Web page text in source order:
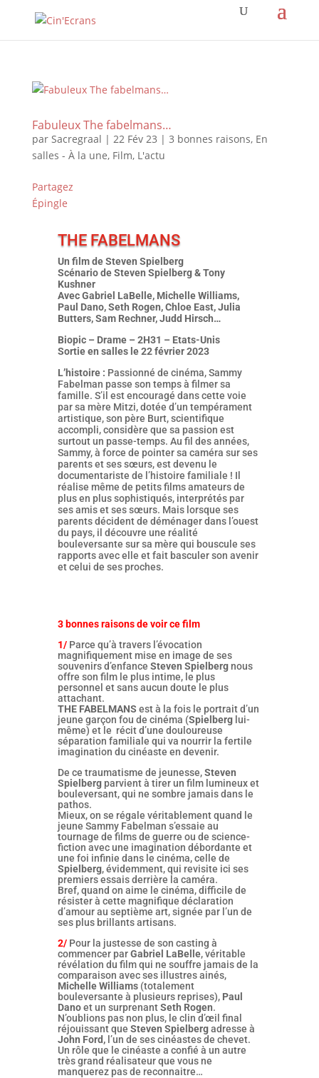
Fabuleux The fabelmans…
par Sacregraal | 22 Fév 23 | 3 bonnes raisons, En
salles - À la une, Film, L'actu
Partagez
Épingle
THE FABELMANS
Un film de Steven Spielberg
Scénario de Steven Spielberg & Tony
Kushner
Avec Gabriel LaBelle, Michelle Williams,
Paul Dano, Seth Rogen, Chloe East, Julia
Butters, Sam Rechner, Judd Hirsch…
Biopic – Drame – 2H31 – Etats-Unis
Sortie en salles le 22 février 2023
L’histoire : Passionné de cinéma, Sammy
Fabelman passe son temps à filmer sa
famille. S’il est encouragé dans cette voie
par sa mère Mitzi, dotée d’un tempérament
artistique, son père Burt, scientifique
accompli, considère que sa passion est
surtout un passe-temps. Au fil des années,
Sammy, à force de pointer sa caméra sur ses
parents et ses sœurs, est devenu le
documentariste de l’histoire familiale ! Il
réalise même de petits films amateurs de
plus en plus sophistiqués, interprétés par
ses amis et ses sœurs. Mais lorsque ses
parents décident de déménager dans l’ouest
du pays, il découvre une réalité
bouleversante sur sa mère qui bouscule ses
rapports avec elle et fait basculer son avenir
et celui de ses proches.
3 bonnes raisons de voir ce film
1/ Parce qu’à travers l’évocation
magnifiquement mise en image de ses
souvenirs d’enfance Steven Spielbergnous
offre son film le plus intime, le plus
personnel et sans aucun doute le plus
attachant.
THE FABELMANS est à la fois le portrait d’un
jeune garçon fou de cinéma (Spielberglui-
même) et le récit d’une douloureuse
séparation familiale qui va nourrir la fertile
imagination du cinéaste en devenir.
De ce traumatisme de jeunesse,Steven
Spielbergparvient à tirer un film lumineux et
bouleversant, qui ne sombre jamais dans le
pathos.
Mieux, on se régale véritablement quand le
jeune Sammy Fabelman s’essaie au
tournage de films de guerre ou de science-
fiction avec une imagination débordante et
une foi infinie dans le cinéma, celle de
Spielberg, évidemment, qui revisite ici ses
premiers essais derrière la caméra.
Bref, quand on aime le cinéma, difficile de
résister à cette magnifique déclaration
d’amour au septième art, signée par l’un de
ses plus brillants artisans.
2/ Pour la justesse de son casting à
commencer parGabriel LaBelle, véritable
révélation du film qui ne souffre jamais de la
comparaison avec ses illustres ainés,
Michelle Williams(totalement
bouleversante à plusieurs reprises), Paul
Danoet un surprenantSeth Rogen.
N’oublions pas non plus, le clin d’œil final
réjouissant que Steven Spielbergadresse à
John Ford,l’un de ses cinéastes de chevet.
Un rôle que le cinéaste a confié à un autre
très grand réalisateur que vous ne
manquerez pas de reconnaitre…